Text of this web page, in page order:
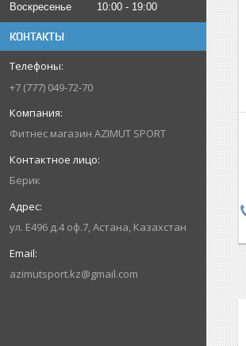
Воскресенье
10:00 19:00
КОНТАКТЫ
+7 (777) 049-72-70
Фитнес магазин AZIMUT SPORT
Берик
ул. Е496 д.4 оф.7, Астана, Казахстан
azimutsport.kz@gmail.com